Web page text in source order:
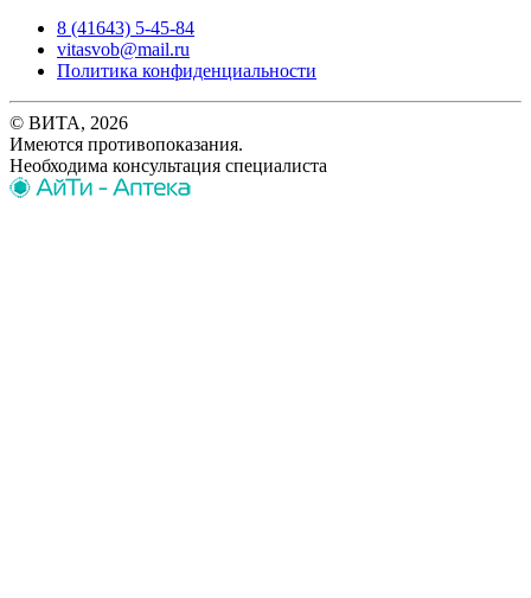
8 (41643) 5-45-84
vitasvob@mail.ru
Политика конфиденциальности
© ВИТА, 2026
Имеются противопоказания.
Необходима консультация специалиста